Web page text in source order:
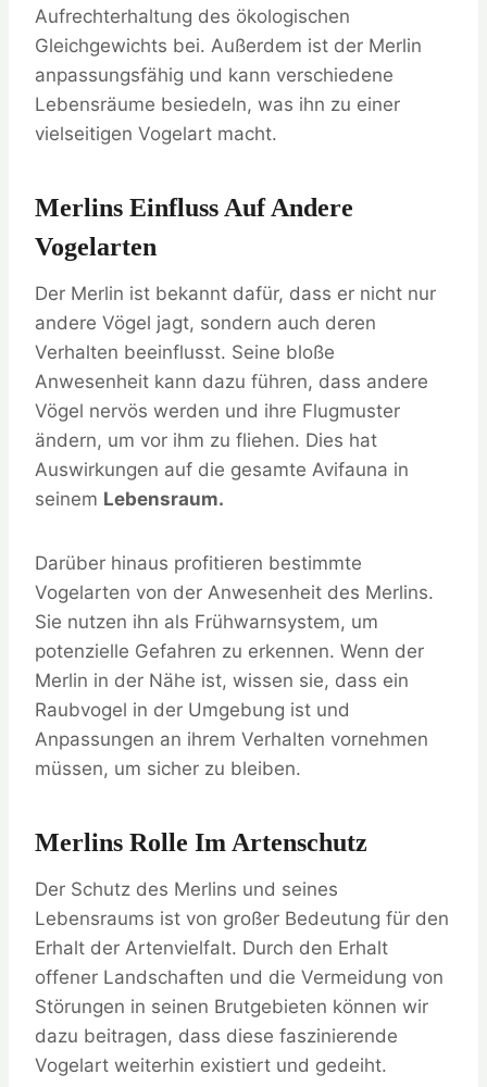
Aufrechterhaltung des ökologischen
Gleichgewichts bei. Außerdem ist der Merlin
anpassungsfähig und kann verschiedene
Lebensräume besiedeln, was ihn zu einer
vielseitigen Vogelart macht.
Merlins Einfluss Auf Andere
Vogelarten
Der Merlin ist bekannt dafür, dass er nicht nur
andere Vögel jagt, sondern auch deren
Verhalten beeinflusst. Seine bloße
Anwesenheit kann dazu führen, dass andere
Vögel nervös werden und ihre Flugmuster
ändern, um vor ihm zu fliehen. Dies hat
Auswirkungen auf die gesamte Avifauna in
seinem Lebensraum.
Darüber hinaus profitieren bestimmte
Vogelarten von der Anwesenheit des Merlins.
Sie nutzen ihn als Frühwarnsystem, um
potenzielle Gefahren zu erkennen. Wenn der
Merlin in der Nähe ist, wissen sie, dass ein
Raubvogel in der Umgebung ist und
Anpassungen an ihrem Verhalten vornehmen
müssen, um sicher zu bleiben.
Merlins Rolle Im Artenschutz
Der Schutz des Merlins und seines
Lebensraums ist von großer Bedeutung für den
Erhalt der Artenvielfalt. Durch den Erhalt
offener Landschaften und die Vermeidung von
Störungen in seinen Brutgebieten können wir
dazu beitragen, dass diese faszinierende
Vogelart weiterhin existiert und gedeiht.